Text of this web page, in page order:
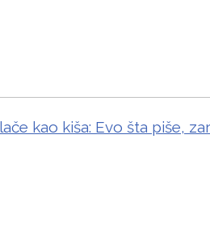
kao kiša: Evo šta piše,